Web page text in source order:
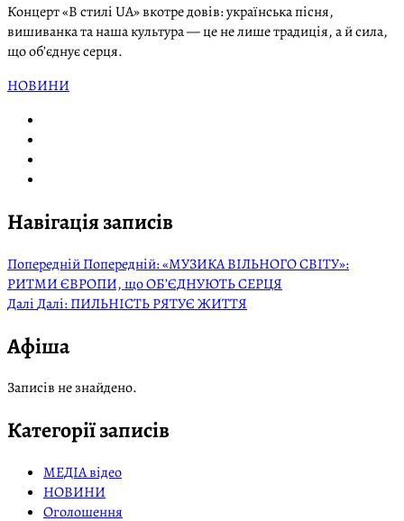
Концерт «В стилі UA» вкотре довів: українська пісня,
вишиванка та наша культура — це не лише традиція, а й сила,
що об’єднує серця.
НОВИНИ
Навігація записів
ПопереднійПопередній:«МУЗИКА ВІЛЬНОГО СВІТУ»:
РИТМИ ЄВРОПИ, що ОБ’ЄДНУЮТЬ СЕРЦЯ
ДаліДалі:ПИЛЬНІСТЬ РЯТУЄ ЖИТТЯ
Афіша
Записів не знайдено.
Категорії записів
МЕДІА відео
НОВИНИ
Оголошення